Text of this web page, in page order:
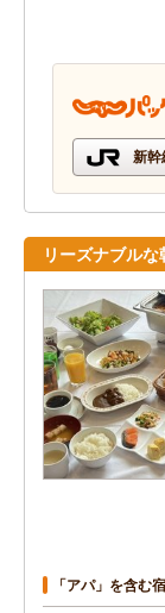
新幹
リーズナブル
「アパ」を含む